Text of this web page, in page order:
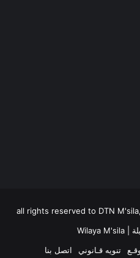
all rights reserved to DTN
تنويه قـانوني اتصل بنا